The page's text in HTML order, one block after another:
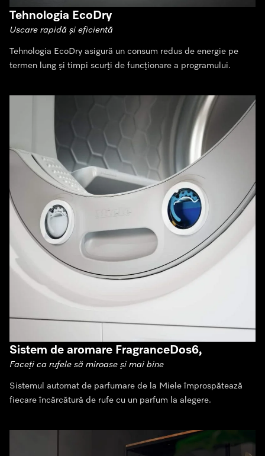
Tehnologia EcoDry
Uscare rapidă și eficientă
Tehnologia EcoDry asigură un consum redus de energie pe
termen lung și timpi scurți de funcționare a programului.
Sistem de aromare FragranceDos6,
Faceți ca rufele să miroase și mai bine
Sistemul automat de parfumare de la Miele împrospătează
fiecare încărcătură de rufe cu un parfum la alegere.